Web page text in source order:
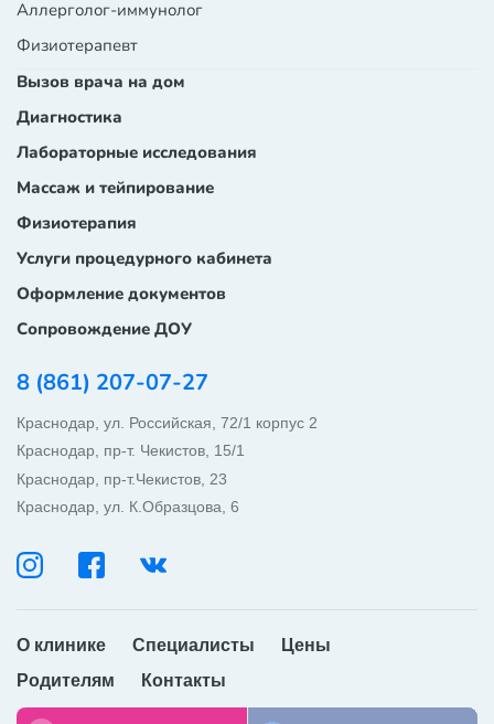
8 (861) 207-07-27
Краснодар, ул. Российская, 72/1 корпус 2
Краснодар, пр-т. Чекистов, 15/1
Краснодар, пр-т.Чекистов, 23
Краснодар, ул. К.Образцова, 6
Аллерголог-иммунолог
Физиотерапевт
Вызов врача на дом
Диагностика
Лабораторные исследования
Массаж и тейпирование
Физиотерапия
Услуги процедурного кабинета
Оформление документов
Сопровождение ДОУ
О клинике Специалисты
Цены
Родителям
Контакты